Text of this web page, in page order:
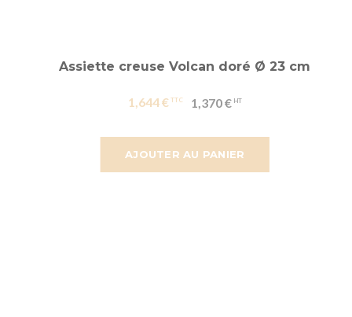
AJOUTER AU PANIER
Assiette creuse Volcan doré Ø 23 cm
1,644 € 1,370 €